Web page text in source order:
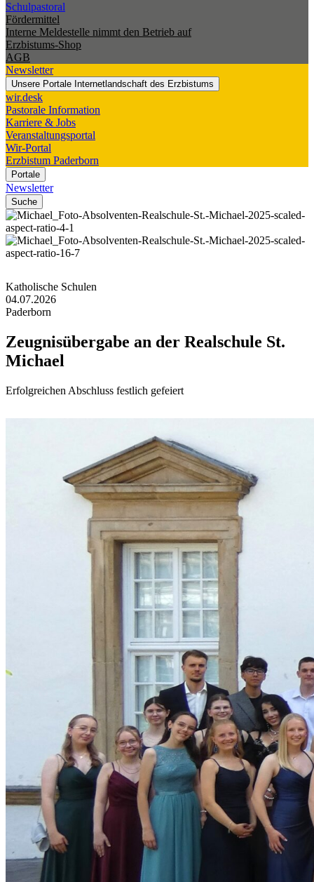
Schulpastoral
Fördermittel
Interne Meldestelle nimmt den Betrieb auf
Erzbistums-Shop
AGB
Newsletter
Unsere Portale Internetlandschaft des Erzbistums
wir.desk
Pastorale Information
Karriere & Jobs
Veranstaltungsportal
Wir-Portal
Erzbistum Paderborn
Portale
Newsletter
Suche
Katholische Schulen
04.07.2026
Paderborn
Zeugnisübergabe an der Realschule St.
Michael
Erfolgreichen Abschluss festlich gefeiert